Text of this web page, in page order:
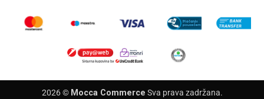
2026 © Mocca Commerce Sva prava zadržana.